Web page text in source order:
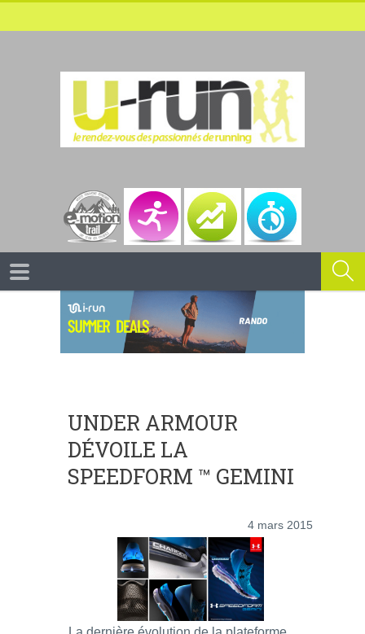
UNDER ARMOUR
DÉVOILE LA
SPEEDFORM ™ GEMINI
4 mars 2015